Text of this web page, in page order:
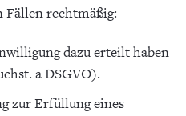
Fällen rechtmäßig:
dazu erteilt haben
a DSGVO).
zur Erfüllung eines